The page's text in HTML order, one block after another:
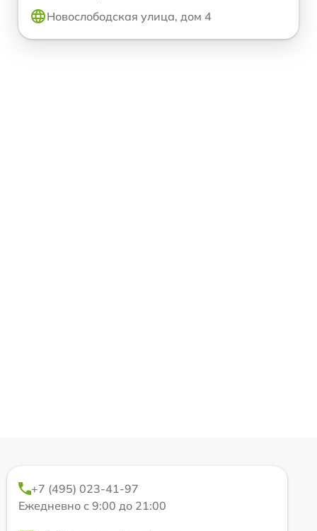
Новослободская улица, дом 4
+7 (495) 023-41-97
Ежедневно с 9:00 до 21:00